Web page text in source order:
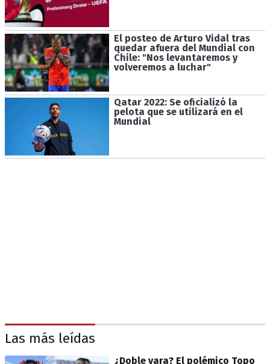
El posteo de Arturo Vidal tras
quedar afuera del Mundial con
Chile: "Nos levantaremos y
volveremos a luchar"
Qatar 2022: Se oficializó la
pelota que se utilizará en el
Mundial
Las más leídas
¿Doble vara? El polémico Topo